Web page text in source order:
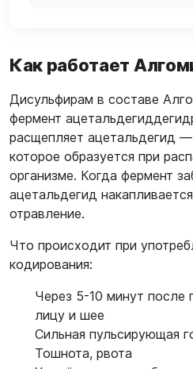
Как работает
Дисульфирам в составе
фермент
расщепляет ацетальдегид
которое образуется при
организме. Когда фермент
ацетальдегид
отравление.
Что происходит при
кодирования:
Через 5-10 минут
лицу и шее
Сильная пульсирующая
Тошнота, рвота